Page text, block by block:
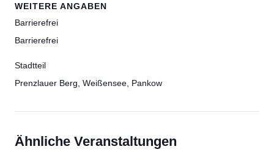
WEITERE ANGABEN
Barrierefrei
Barrierefrei
Stadtteil
Prenzlauer Berg, Weißensee, Pankow
Ähnliche Veranstaltungen